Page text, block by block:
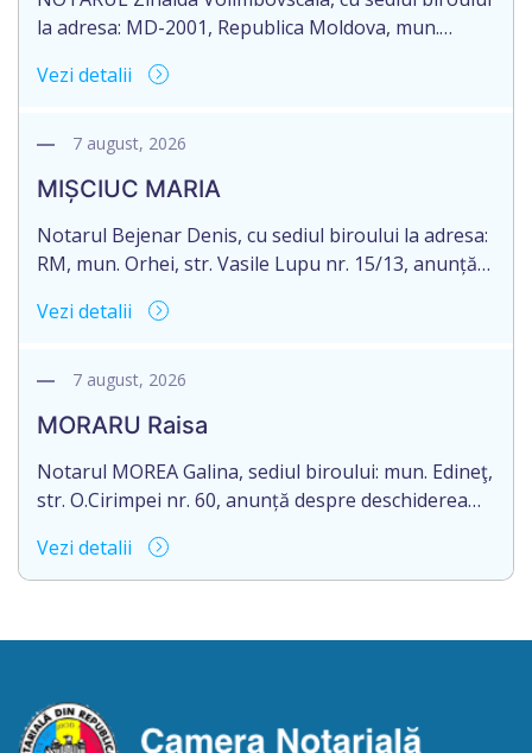
la adresa: MD-2001, Republica Moldova, mun.
deschiderea procedurii succesorale în urma
IDNP 2001020008537, decedat la 09.12.2024.
planificată în prealabil pentru data 09.09.2026. În
conformitate cu prevederile art. 2390 alin. […]
Vezi detalii
7 august, 2026
MIȘCIUC MARIA
Notarul Bejenar Denis, cu sediul biroului la adresa:
RM, mun. Orhei, str. Vasile Lupu nr. 15/13, anunță
decesului dnei MIȘCIUC MARIA, cetățean al
1935, IDNP: 2005027105503, decedată la data de 08
este planificată în prealabil […]
Vezi detalii
7 august, 2026
MORARU Raisa
Notarul MOREA Galina, sediul biroului: mun. Edineţ,
str. O.Cirimpei nr. 60, anunță despre deschiderea
cet.MORARU Raisa, născută la 15.11.1958, IDNP
0982402141870, decedată la 27.07.2026. Informăm
moștenirile deschise începând cu 01.04.2026
renunțarea la moștenire este de 12 luni din […]
Vezi detalii